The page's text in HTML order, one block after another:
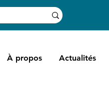
À propos Actualités